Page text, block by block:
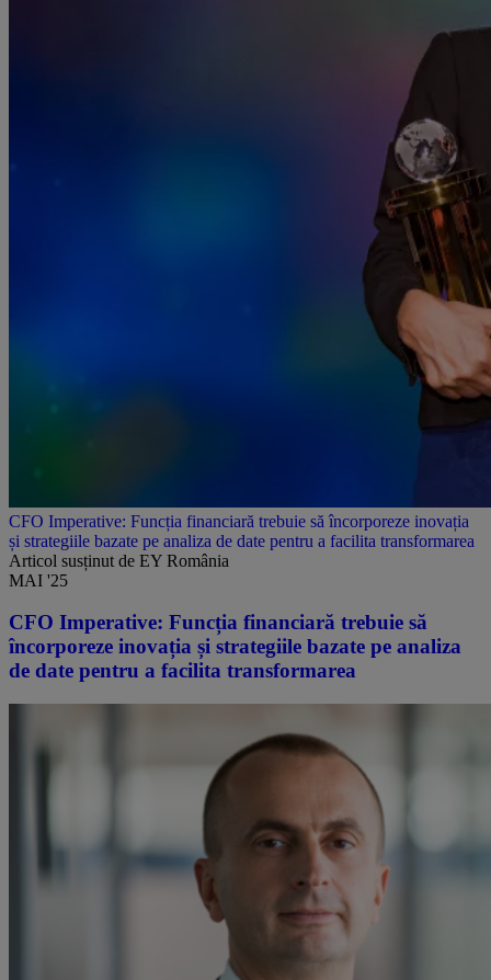
CFO Imperative: Funcția financiară trebuie să încorporeze inovația
și strategiile bazate pe analiza de date pentru a facilita transformarea
Articol susținut de EY România
MAI '25
CFO Imperative: Funcția financiară trebuie să
încorporeze inovația și strategiile bazate pe analiza
de date pentru a facilita transformarea